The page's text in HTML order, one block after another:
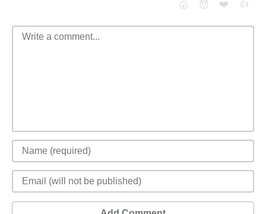
😮
😈 ❤️ 👍